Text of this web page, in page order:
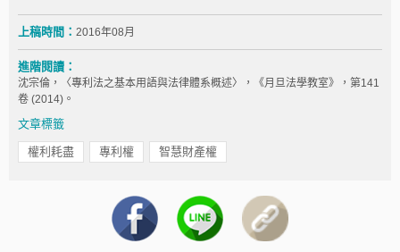
上稿時間： 2016年08月
進階閱讀：
沈宗倫，〈專利法之基本用語與法律體系概述〉，《月旦法學教室》，第141
卷 (2014)。
文章標籤
權利耗盡 專利權 智慧財產權